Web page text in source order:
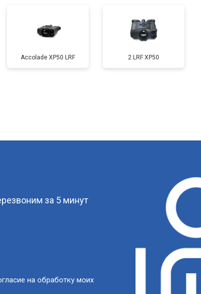
Accolade XP50 LRF 2 LRF XP50
за 5 минут
на обработку моих